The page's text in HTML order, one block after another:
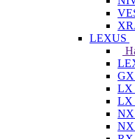
LEXUS
GX
LX
LX
NX
NX